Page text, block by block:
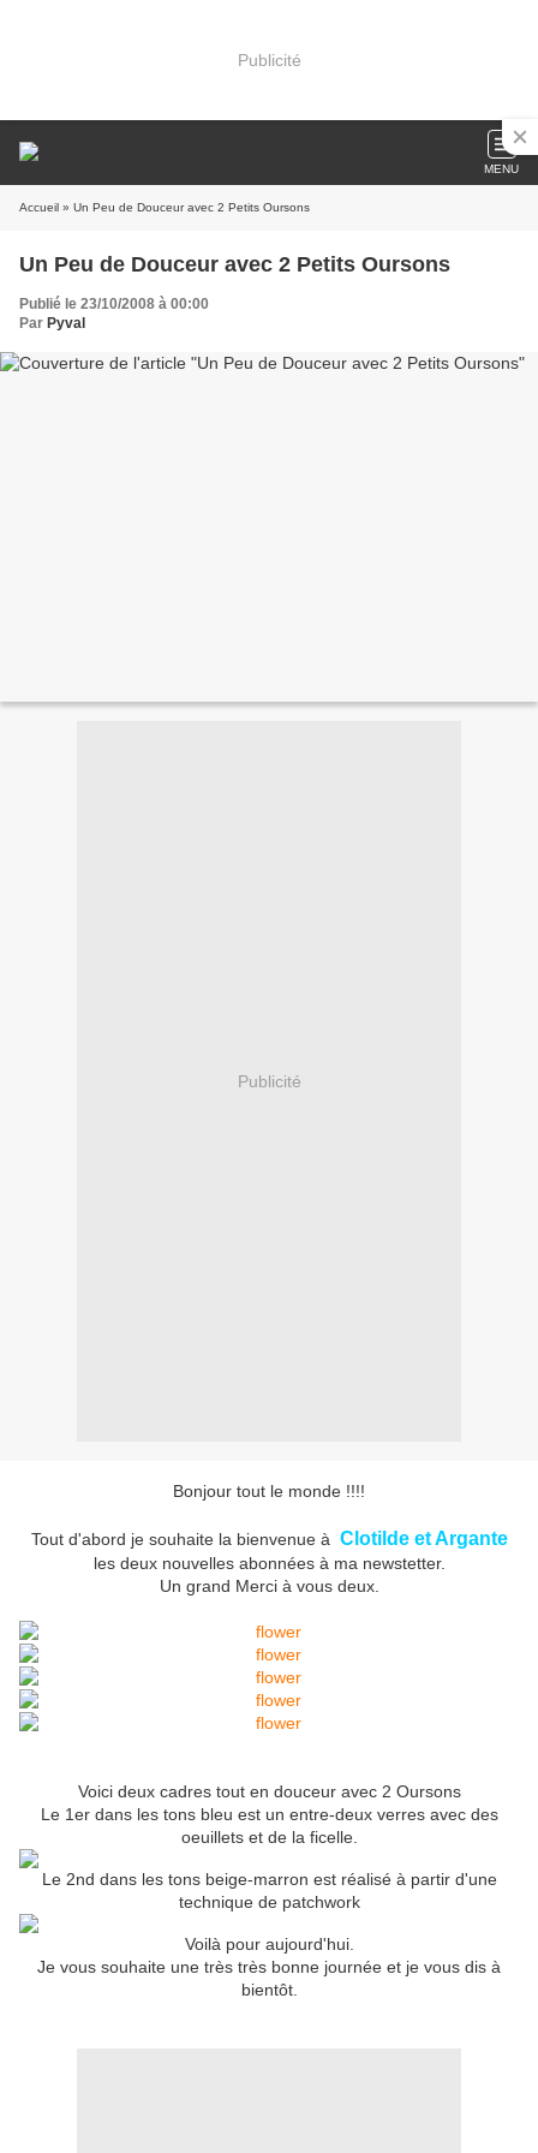
Publicité
MENU
Accueil » Un Peu de Douceur avec 2 Petits Oursons
Un Peu de Douceur avec 2 Petits Oursons
Publié le 23/10/2008 à 00:00
Par Pyval
Publicité
Bonjour tout le monde !!!!
Tout d'abord je souhaite la bienvenue à Clotilde et Argante
les deux nouvelles abonnées à ma newstetter.
Un grand Merci à vous deux.
Voici deux cadres tout en douceur avec 2 Oursons
Le 1er dans les tons bleu est un entre-deux verres avec des
oeuillets et de la ficelle.
Le 2nd dans les tons beige-marron est réalisé à partir d'une
technique de patchwork
Voilà pour aujourd'hui.
Je vous souhaite une très très bonne journée et je vous dis à
bientôt.